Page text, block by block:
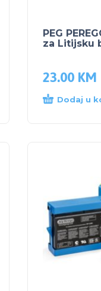
PEG
za Litijsku
23.00 KM
Dodaj u